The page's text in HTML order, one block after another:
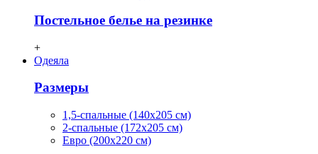
Постельное белье на резинке
+
Одеяла
Размеры
1,5-спальные (140х205 см)
2-спальные (172х205 см)
Евро (200х220 см)